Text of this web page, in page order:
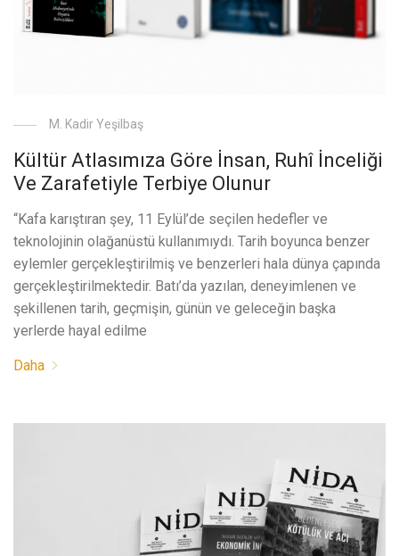
M. Kadir Yeşilbaş
Kültür Atlasımıza Göre İnsan, Ruhî İnceliği
Ve Zarafetiyle Terbiye Olunur
“Kafa karıştıran şey, 11 Eylül’de seçilen hedefler ve
teknolojinin olağanüstü kullanımıydı. Tarih boyunca benzer
eylemler gerçekleştirilmiş ve benzerleri hala dünya çapında
gerçekleştirilmektedir. Batı’da yazılan, deneyimlenen ve
şekillenen tarih, geçmişin, günün ve geleceğin başka
yerlerde hayal edilme
Daha